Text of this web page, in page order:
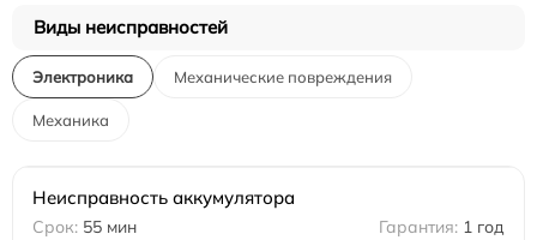
Виды неисправностей
Электроника Механические повреждения
Механика
Неисправность аккумулятора
55 мин
1 год